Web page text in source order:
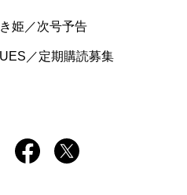
姫／次号予告
／定期購読募集